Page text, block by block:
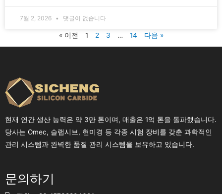
7월 2, 2026 댓글이 없습니다
« 이전 1 2 3 … 14 다음 »
현재 연간 생산 능력은 약 3만 톤이며, 매출은 1억 톤을 돌파했습니다.
당사는 Omec, 슬랩시브, 현미경 등 각종 시험 장비를 갖춘 과학적인
관리 시스템과 완벽한 품질 관리 시스템을 보유하고 있습니다.
문의하기